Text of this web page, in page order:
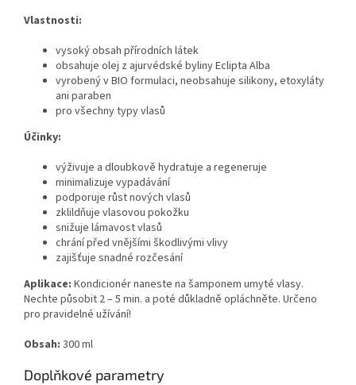
Vlastnosti:
vysoký obsah přírodních látek
obsahuje olej z ajurvédské byliny Eclipta Alba
vyrobený v BIO formulaci, neobsahuje silikony, etoxyláty
ani paraben
pro všechny typy vlasů
Účinky:
výživuje a dloubkově hydratuje a regeneruje
minimalizuje vypadávání
podporuje růst nových vlasů
zklildňuje vlasovou pokožku
snižuje lámavost vlasů
chrání před vnějšími škodlivými vlivy
zajišťuje snadné rozčesání
Aplikace: Kondicionér naneste na šamponem umyté vlasy.
Nechte působit 2 – 5 min. a poté důkladně opláchněte. Určeno
pro pravidelné užívání!
Obsah: 300 ml
Doplňkové parametry